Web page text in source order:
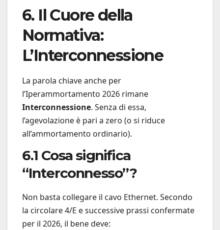
6. Il Cuore della
Normativa:
L’Interconnessione
La parola chiave anche per
l’Iperammortamento 2026 rimane
Interconnessione. Senza di essa,
l’agevolazione è pari a zero (o si riduce
all’ammortamento ordinario).
6.1 Cosa significa
“Interconnesso”?
Non basta collegare il cavo Ethernet. Secondo
la circolare 4/E e successive prassi confermate
per il 2026, il bene deve: